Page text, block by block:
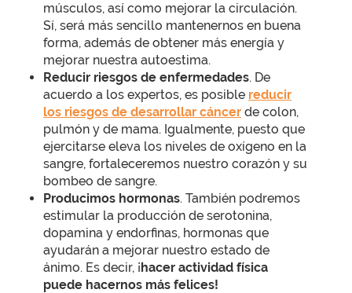
músculos, así como mejorar la circulación.
Sí, será más sencillo mantenernos en buena
forma, además de obtener más energía y
mejorar nuestra autoestima.
Reducir riesgos de enfermedades. De
acuerdo a los expertos, es posible reducir
los riesgos de desarrollar cáncer de colon,
pulmón y de mama. Igualmente, puesto que
ejercitarse eleva los niveles de oxígeno en la
sangre, fortaleceremos nuestro corazón y su
bombeo de sangre.
Producimos hormonas. También podremos
estimular la producción de serotonina,
dopamina y endorfinas, hormonas que
ayudarán a mejorar nuestro estado de
ánimo. Es decir, ¡hacer actividad física
puede hacernos más felices!